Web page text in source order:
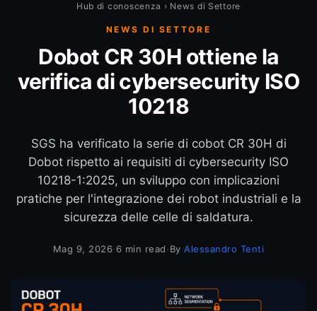
Hub di conoscenza › News di Settore
NEWS DI SETTORE
Dobot CR 30H ottiene la
verifica di cybersecurity ISO
10218
SGS ha verificato la serie di cobot CR 30H di
Dobot rispetto ai requisiti di cybersecurity ISO
10218-1:2025, un sviluppo con implicazioni
pratiche per l'integrazione dei robot industriali e la
sicurezza delle celle di saldatura.
Mag 9, 2026·6 min read·ByAlessandro Tenti